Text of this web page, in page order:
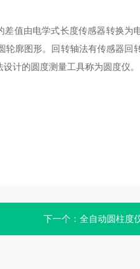
值由电学式长度传感器转换为
廓图形。回转轴法有传感器回
计的圆度测量工具称为圆度仪。
下一个： 全自动圆柱度